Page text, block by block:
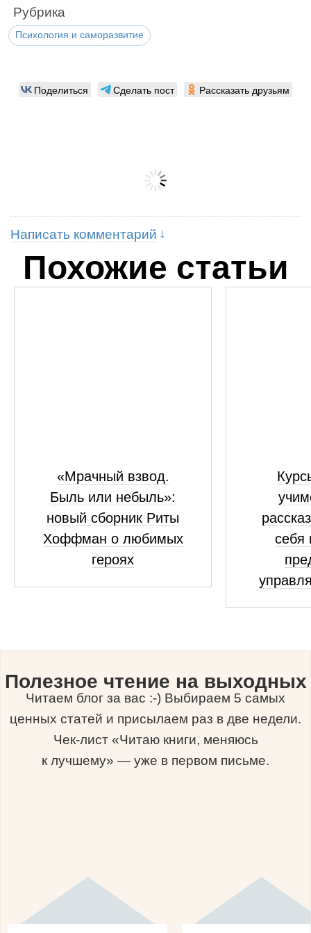
Рубрика
Психология и саморазвитие
Поделиться Сделать пост Рассказать друзьям
Написать комментарий
Похожие статьи
«Мрачный взвод.
Быль или небыль»:
новый сборник Риты
Хоффман о любимых
героях
себя
Полезное чтение на выходных
Читаем блог за вас :-) Выбираем 5 самых
ценных статей и присылаем раз в две недели.
Чек-лист «Читаю книги, меняюсь
к лучшему» — уже в первом письме.